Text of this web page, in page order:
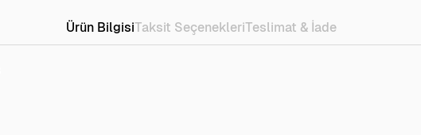
Ürün BilgisiTaksit SeçenekleriTeslimat & İade